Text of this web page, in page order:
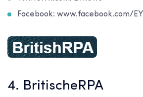
Facebook: www.facebook.com/EY
4. BritischeRPA